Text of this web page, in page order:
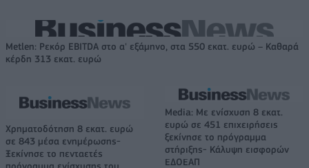
Metlen: Ρεκόρ EBITDA στο α' εξάμηνο, στα 550 εκατ. ευρώ – Καθαρά
κέρδη 313 εκατ. ευρώ
Χρηματοδότηση 8 εκατ. ευρώ
σε 843 μέσα ενημέρωσης-
Ξεκίνησε το πενταετές
Media: Με ενίσχυση 8 εκατ.
ευρώ σε 451 επιχειρήσεις
ξεκίνησε το πρόγραμμα
στήριξης- Κάλυψη εισφορών
ΕΔΟΕΑΠ